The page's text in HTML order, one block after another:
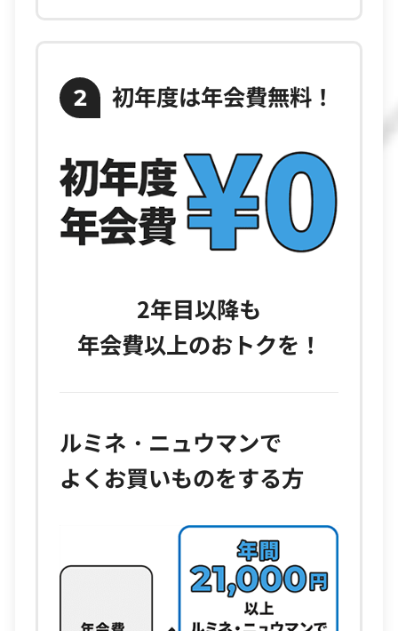
2 初年度は年会費無料！
2年目以降も
年会費以上のおトクを！
ルミネ・ニュウマンで
よくお買いものをする方